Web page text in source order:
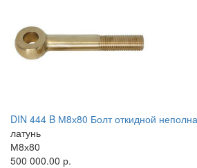
DIN 444 B М8х80 Болт откидной
латунь
М8х80
500 000.00 р.